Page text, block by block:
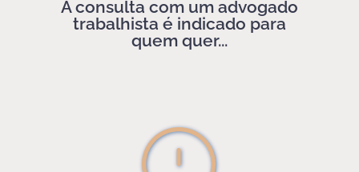
A consulta com um advogado
trabalhista é indicado para
quem quer...